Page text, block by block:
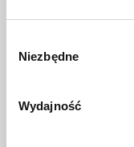
zgody
Niezbędne
Wydajność